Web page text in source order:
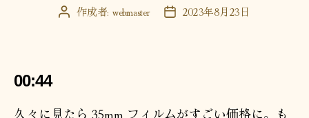
投 作成者: webmaster
投 2023年8月23日
00:44
久々に見たら 35mm フィルムがすごい価格に。も